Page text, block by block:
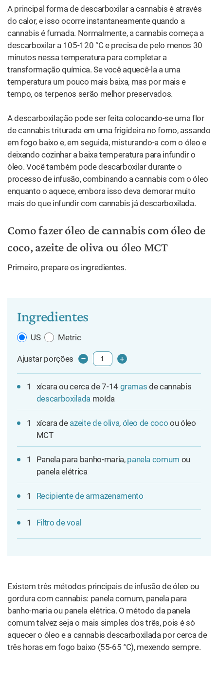
A principal forma de descarboxilar a cannabis é através
do calor, e isso ocorre instantaneamente quando a
cannabis é fumada. Normalmente, a cannabis começa a
descarboxilar a 105-120 °C e precisa de pelo menos 30
minutos nessa temperatura para completar a
transformação química. Se você aquecê-la a uma
temperatura um pouco mais baixa, mas por mais e
tempo, os terpenos serão melhor preservados.
A descarboxilação pode ser feita colocando-se uma flor
de cannabis triturada em uma frigideira no forno, assando
em fogo baixo e, em seguida, misturando-a com o óleo e
deixando cozinhar a baixa temperatura para infundir o
óleo. Você também pode descarboxilar durante o
processo de infusão, combinando a cannabis com o óleo
enquanto o aquece, embora isso deva demorar muito
mais do que infundir com cannabis já descarboxilada.
Como fazer óleo de cannabis com óleo de
coco, azeite de oliva ou óleo MCT
Primeiro, prepare os ingredientes.
Ingredientes
US Metric
Ajustar porções – +
1 xícara ou cerca de 7-14 gramas de cannabis
descarboxiladamoída
1 xícara de azeite de oliva, óleo de coco ou óleo
MCT
1 Panela para banho-maria, panela comum ou
panela elétrica
1 Recipiente de armazenamento
1 Filtro de voal
Existem três métodos principais de infusão de óleo ou
gordura com cannabis: panela comum, panela para
banho-maria ou panela elétrica. O método da panela
comum talvez seja o mais simples dos três, pois é só
aquecer o óleo e a cannabis descarboxilada por cerca de
três horas em fogo baixo (55-65 °C), mexendo sempre.